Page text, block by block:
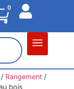
0
Rangement/
bois